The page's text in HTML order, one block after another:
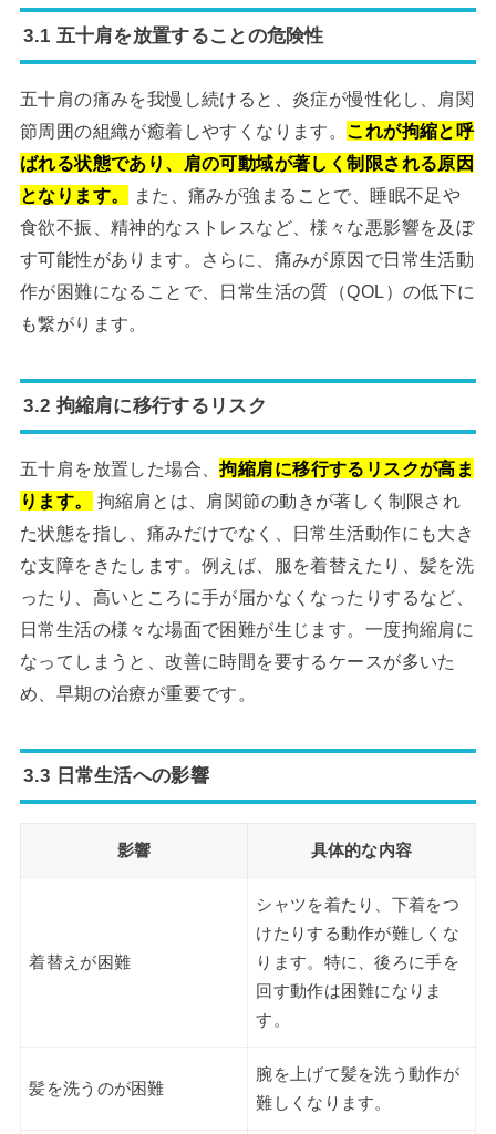
3.1 五十肩を放置することの危険性
五十肩の痛みを我慢し続けると、炎症が慢性化し、肩関
節周囲の組織が癒着しやすくなります。 これが拘縮と呼
ばれる状態であり、肩の可動域が著しく制限される原因
となります。
また、痛みが強まることで、睡眠不足や
食欲不振、精神的なストレスなど、様々な悪影響を及ぼ
す可能性があります。さらに、痛みが原因で日常生活動
作が困難になることで、日常生活の質（QOL）の低下に
も繋がります。
3.2 拘縮肩に移行するリスク
五十肩を放置した場合、拘縮肩に移行するリスクが高ま
ります。
拘縮肩とは、肩関節の動きが著しく制限され
た状態を指し、痛みだけでなく、日常生活動作にも大き
な支障をきたします。例えば、服を着替えたり、髪を洗
ったり、高いところに手が届かなくなったりするなど、
日常生活の様々な場面で困難が生じます。一度拘縮肩に
なってしまうと、改善に時間を要するケースが多いた
め、早期の治療が重要です。
3.3 日常生活への影響
影響 具体的な内容
着替えが困難
シャツを着たり、下着をつ
けたりする動作が難しくな
ります。特に、後ろに手を
回す動作は困難になりま
す。
髪を洗うのが困難
腕を上げて髪を洗う動作が
難しくなります。